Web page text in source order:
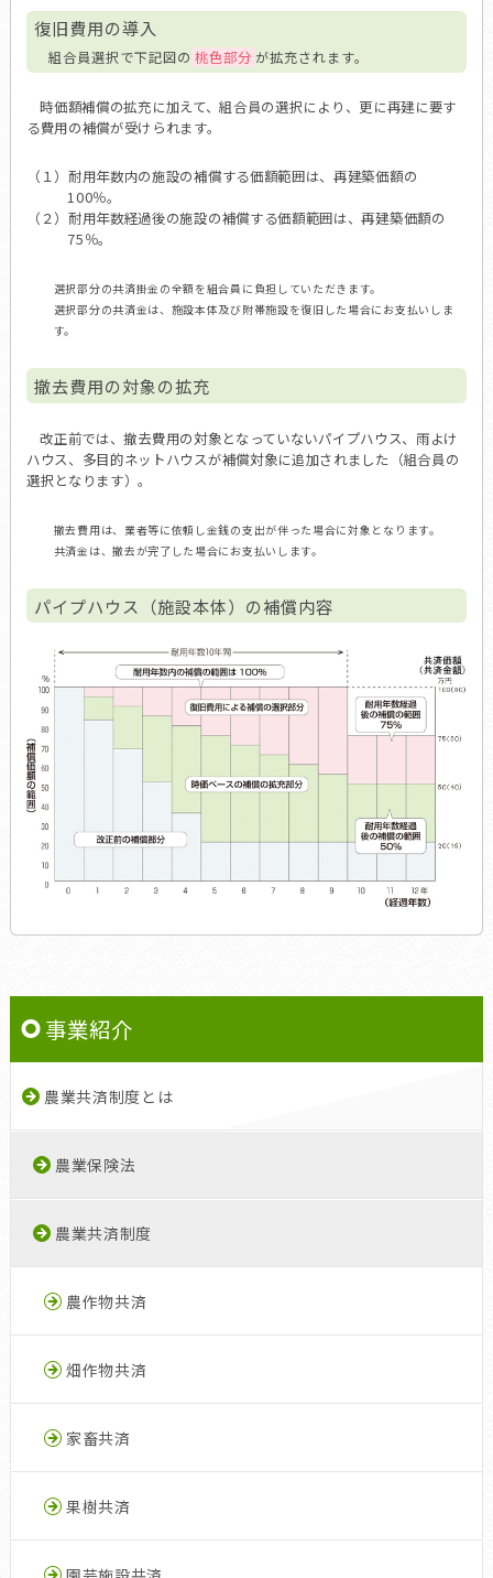
復旧費用の導入
組合員選択で下記図の 桃色部分 が拡充されます。
時価額補償の拡充に加えて、組合員の選択により、更に再建に要す
る費用の補償が受けられます。
（１）耐用年数内の施設の補償する価額範囲は、再建築価額の
100％。
（２）耐用年数経過後の施設の補償する価額範囲は、再建築価額の
75％。
選択部分の共済掛金の全額を組合員に負担していただきます。
選択部分の共済金は、施設本体及び附帯施設を復旧した場合にお支払いしま
す。
撤去費用の対象の拡充
改正前では、撤去費用の対象となっていないパイプハウス、雨よけ
ハウス、多目的ネットハウスが補償対象に追加されました（組合員の
選択となります）。
撤去費用は、業者等に依頼し金銭の支出が伴った場合に対象となります。
共済金は、撤去が完了した場合にお支払いします。
パイプハウス（施設本体）の補償内容
事業紹介
農業共済制度とは
農業保険法
農業共済制度
農作物共済
畑作物共済
家畜共済
果樹共済